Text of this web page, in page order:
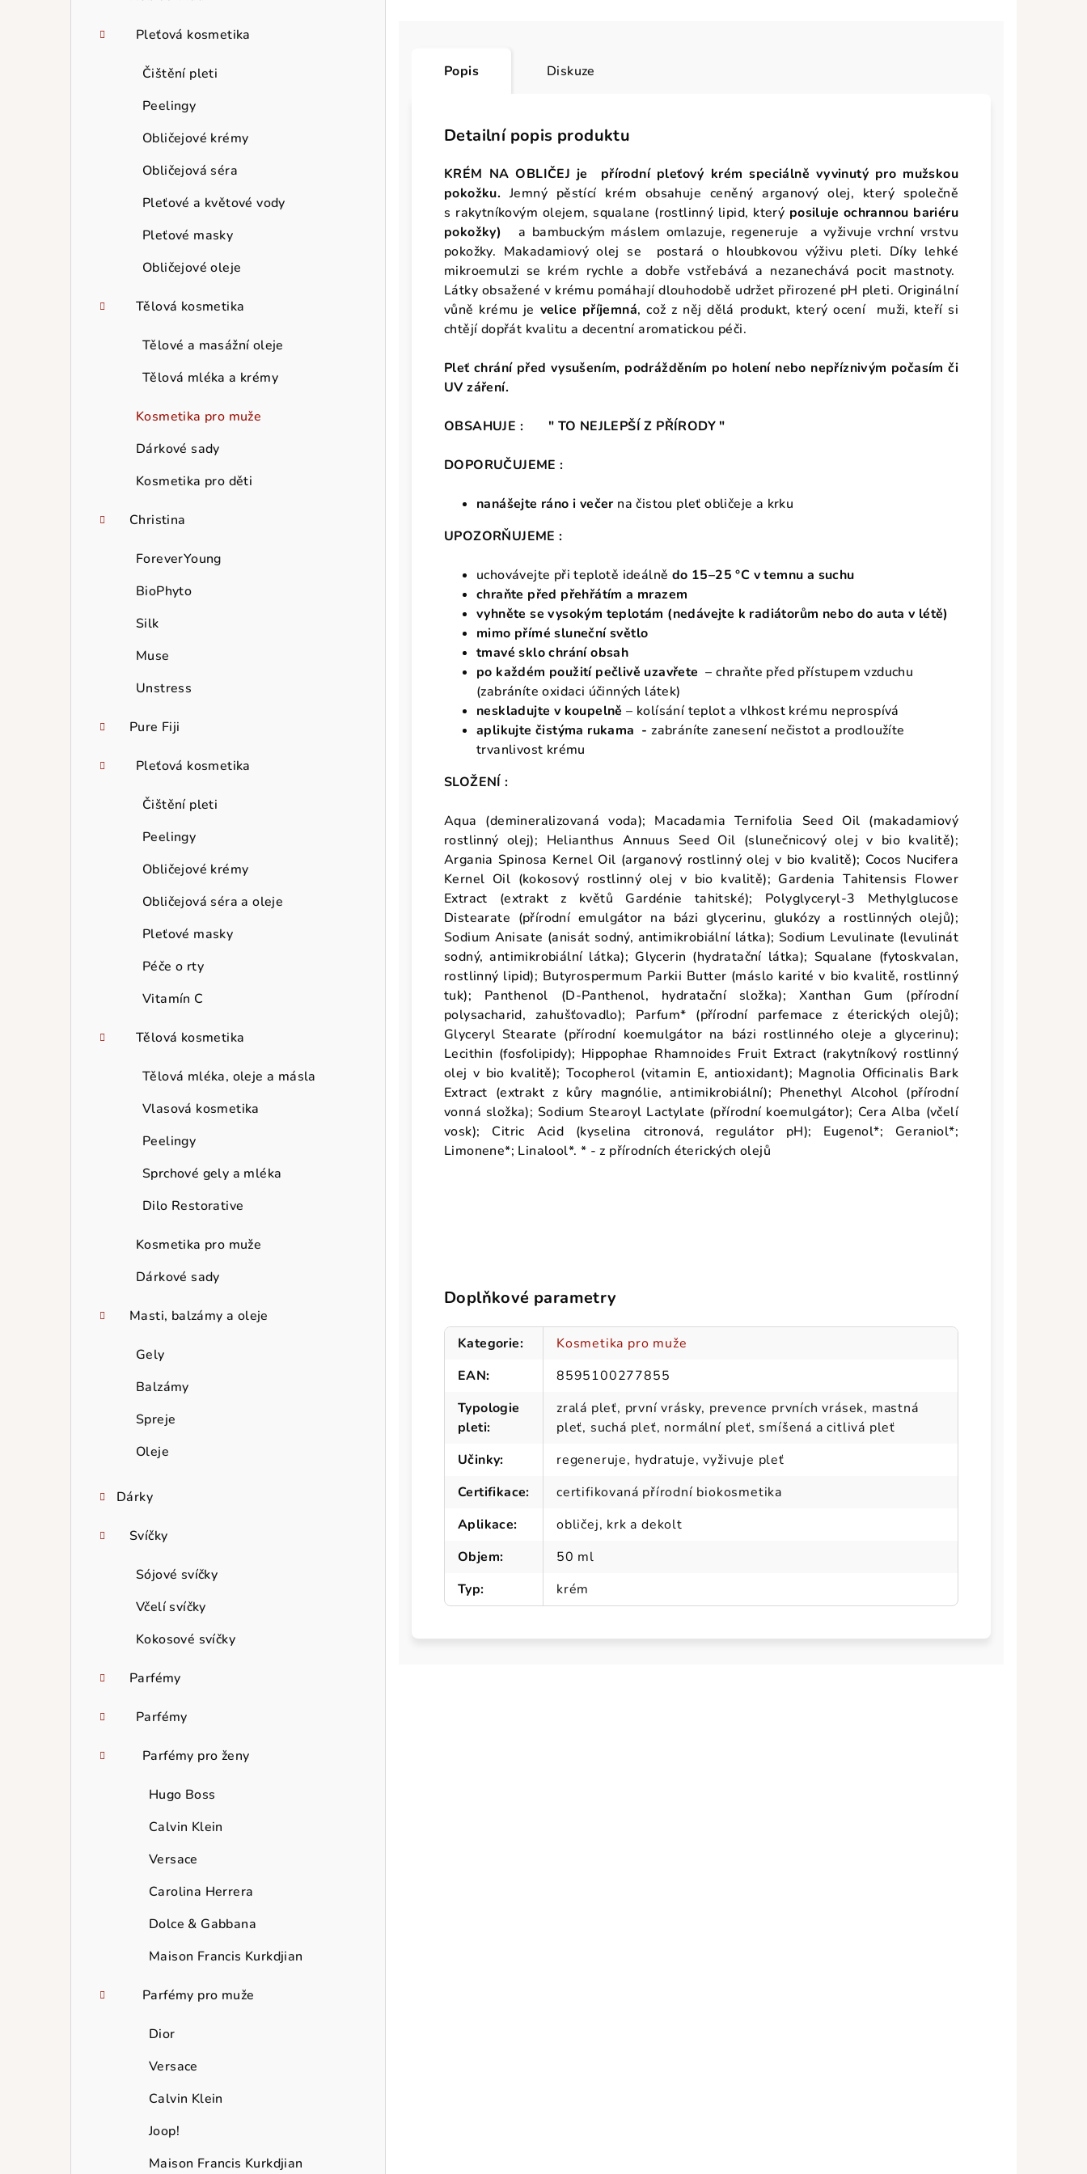
Pleťová kosmetika
Čištění pleti
Peelingy
Obličejové krémy
Obličejová séra
Pleťové a květové vody
Pleťové masky
Obličejové oleje
Tělová kosmetika
Tělové a masážní oleje
Tělová mléka a krémy
Kosmetika pro muže
Dárkové sady
Kosmetika pro děti
Christina
ForeverYoung
BioPhyto
Silk
Muse
Unstress
Pure Fiji
Pleťová kosmetika
Čištění pleti
Peelingy
Obličejové krémy
Obličejová séra a oleje
Pleťové masky
Péče o rty
Vitamín C
Tělová kosmetika
Tělová mléka, oleje a másla
Vlasová kosmetika
Peelingy
Sprchové gely a mléka
Dilo Restorative
Kosmetika pro muže
Dárkové sady
Masti, balzámy a oleje
Gely
Balzámy
Spreje
Oleje
Dárky
Svíčky
Sójové svíčky
Včelí svíčky
Kokosové svíčky
Parfémy
Parfémy
Parfémy pro ženy
Hugo Boss
Calvin Klein
Versace
Carolina Herrera
Dolce & Gabbana
Maison Francis Kurkdjian
Parfémy pro muže
Dior
Versace
Calvin Klein
Joop!
Maison Francis Kurkdjian
Popis Diskuze
Detailní popis produktu
KRÉM NA OBLIČEJ je
přírodní pleťový krém speciálně vyvinutý pro mužskou
pokožku.Jemný pěstící krém obsahuje ceněný arganový olej, který společně
s rakytníkovým olejem, squalane (rostlinný lipid, který posiluje ochrannou bariéru
pokožky)
a bambuckým máslem omlazuje, regeneruje a vyživuje vrchní vrstvu
pokožky. Makadamiový olej se postará o hloubkovou výživu pleti. Díky lehké
mikroemulzi se krém rychle a dobře vstřebává a nezanechává pocit mastnoty.
Látky obsažené v krému pomáhají dlouhodobě udržet přirozené pH pleti. Originální
vůně krému je velice příjemná, což z něj dělá produkt, který ocení muži, kteří si
chtějí dopřát kvalitu a decentní aromatickou péči.
Pleť chrání před vysušením, podrážděním po holení nebo nepříznivým počasím či
UV záření.
OBSAHUJE : " TO NEJLEPŠÍ Z PŘÍRODY "
DOPORUČUJEME :
nanášejte ráno i večer na čistou pleť obličeje a krku
UPOZORŇUJEME :
uchovávejte při teplotě ideálně do 15–25 °C vtemnu a suchu
chraňte před přehřátím a mrazem
vyhněte se vysokým teplotám (nedávejte k radiátorům nebo do auta v létě)
mimo přímé sluneční světlo
tmavé sklo chrání obsah
po každém použití pečlivě uzavřete – chraňte před přístupem vzduchu
(zabráníte oxidaci účinných látek)
neskladujte v koupelně – kolísání teplot a vlhkost krému neprospívá
aplikujtečistýma rukama -zabráníte zanesení nečistot a prodloužíte
trvanlivost krému
SLOŽENÍ :
Aqua (demineralizovaná voda); Macadamia Ternifolia Seed Oil (makadamiový
rostlinný olej); Helianthus Annuus Seed Oil (slunečnicový olej v bio kvalitě);
Argania Spinosa Kernel Oil (arganový rostlinný olej v bio kvalitě); Cocos Nucifera
Kernel Oil (kokosový rostlinný olej v bio kvalitě); Gardenia Tahitensis Flower
Extract (extrakt z květů Gardénie tahitské); Polyglyceryl-3 Methylglucose
Distearate (přírodní emulgátor na bázi glycerinu, glukózy a rostlinných olejů);
Sodium Anisate (anisát sodný, antimikrobiální látka); Sodium Levulinate (levulinát
sodný, antimikrobiální látka); Glycerin (hydratační látka); Squalane (fytoskvalan,
rostlinný lipid); Butyrospermum Parkii Butter (máslo karité v bio kvalitě, rostlinný
tuk); Panthenol (D-Panthenol, hydratační složka); Xanthan Gum (přírodní
polysacharid, zahušťovadlo); Parfum* (přírodní parfemace z éterických olejů);
Glyceryl Stearate (přírodní koemulgátor na bázi rostlinného oleje a glycerinu);
Lecithin (fosfolipidy); Hippophae Rhamnoides Fruit Extract (rakytníkový rostlinný
olej v bio kvalitě); Tocopherol (vitamin E, antioxidant); Magnolia Officinalis Bark
Extract (extrakt z kůry magnólie, antimikrobiální); Phenethyl Alcohol (přírodní
vonná složka); Sodium Stearoyl Lactylate (přírodní koemulgátor); Cera Alba (včelí
vosk); Citric Acid (kyselina citronová, regulátor pH); Eugenol*; Geraniol*;
Limonene*; Linalool*. * - z přírodních éterických olejů
Doplňkové parametry
Kategorie:
Kosmetika pro muže
EAN:
8595100277855
Typologie
pleti:
zralá pleť, první vrásky, prevence prvních vrásek, mastná
pleť, suchá pleť, normální pleť, smíšená a citlivá pleť
Učinky:
regeneruje, hydratuje, vyživuje pleť
Certifikace:
certifikovaná přírodní biokosmetika
Aplikace:
obličej, krk a dekolt
Objem:
50 ml
Typ: krém